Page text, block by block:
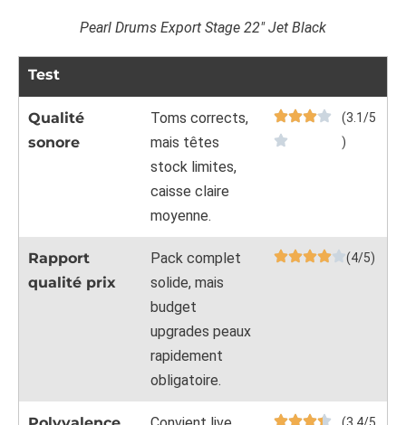
Pearl Drums Export Stage 22″ Jet Black
Test
Qualité
sonore
Toms corrects,
mais têtes
stock limites,
caisse claire
moyenne.
(3.1/5
)
Rapport
qualité prix
Pack complet
solide, mais
budget
upgrades peaux
rapidement
obligatoire.
(4/5)